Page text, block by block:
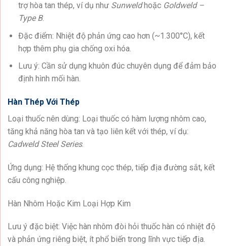
trợ hòa tan thép, ví dụ như Sunweldhoặc Goldweld –
Type B.
Đặc điểm: Nhiệt độ phản ứng cao hơn (~1.300°C), kết
hợp thêm phụ gia chống oxi hóa.
Lưu ý: Cần sử dụng khuôn đúc chuyên dụng để đảm bảo
định hình mối hàn.
Hàn Thép Với Thép
Loại thuốc nên dùng: Loại thuốc có hàm lượng nhôm cao,
tăng khả năng hòa tan và tạo liên kết với thép, ví dụ:
Cadweld Steel Series.
Ứng dụng: Hệ thống khung cọc thép, tiếp địa đường sắt, kết
cấu công nghiệp.
Hàn Nhôm Hoặc Kim Loại Hợp Kim
Lưu ý đặc biệt: Việc hàn nhôm đòi hỏi thuốc hàn có nhiệt độ
và phản ứng riêng biệt, ít phổ biến trong lĩnh vực tiếp địa.